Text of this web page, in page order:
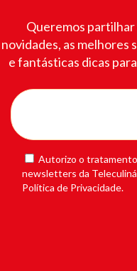
Queremos partilhar
novidades, as melhores
e fantásticas dicas
Autorizo o
newsletters da
Política de Privacidade.